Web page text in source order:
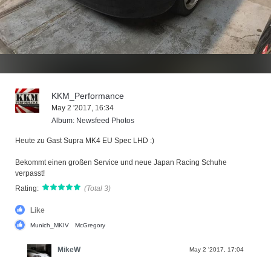
KKM_Performance
May 2 '2017, 16:34
Album: Newsfeed Photos
Heute zu Gast Supra MK4 EU Spec LHD :)
Bekommt einen großen Service und neue Japan Racing Schuhe
verpasst!
Rating:
(Total 3)
Like
Munich_MKIV McGregory
May 2 '2017, 17:04
MikeW